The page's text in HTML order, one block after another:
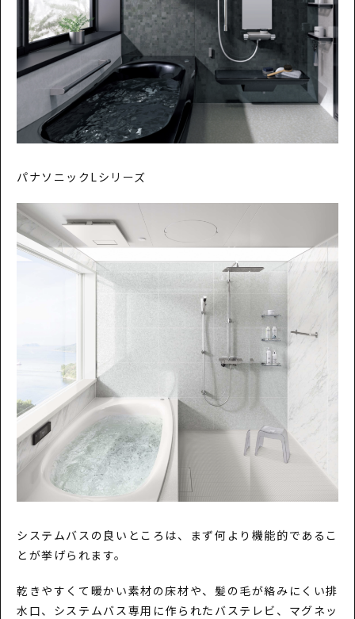
パナソニックLシリーズ
システムバスの良いところは、まず何より機能的であるこ
とが挙げられます。
乾きやすくて暖かい素材の床材や、髪の毛が絡みにくい排
水口、システムバス専用に作られたバステレビ、マグネッ